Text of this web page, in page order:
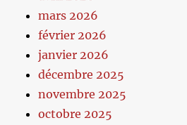
mars 2026
février 2026
janvier 2026
décembre 2025
novembre 2025
octobre 2025